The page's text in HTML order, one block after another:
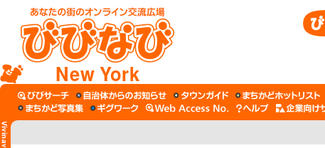
New York